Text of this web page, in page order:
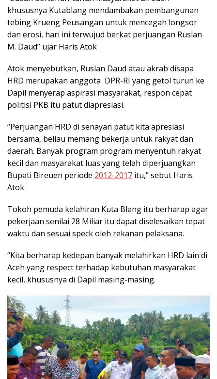
khususnya Kutablang mendambakan pembangunan
tebing Krueng Peusangan untuk mencegah longsor
dan erosi, hari ini terwujud berkat perjuangan Ruslan
M. Daud” ujar Haris Atok
Atok menyebutkan, Ruslan Daud atau akrab disapa
HRD merupakan anggota DPR-RI yang getol turun ke
Dapil menyerap aspirasi masyarakat, respon cepat
politisi PKB itu patut diapresiasi.
“Perjuangan HRD di senayan patut kita apresiasi
bersama, beliau memang bekerja untuk rakyat dan
daerah. Banyak program program menyentuh rakyat
kecil dan masyarakat luas yang telah diperjuangkan
Bupati Bireuen periode 2012-2017 itu,” sebut Haris
Atok
Tokoh pemuda kelahiran Kuta Blang itu berharap agar
pekerjaan senilai 28 Miliar itu dapat diselesaikan tepat
waktu dan sesuai speck oleh rekanan pelaksana.
“Kita berharap kedepan banyak melahirkan HRD lain di
Aceh yang respect terhadap kebutuhan masyarakat
kecil, khususnya di Dapil masing-masing.